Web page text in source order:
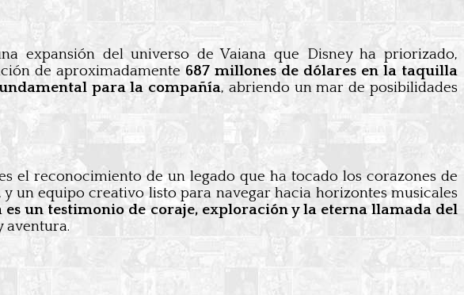
expansión del universo de Vaiana que Disney ha priorizado,
de aproximadamente 687 millones de dólares en la taquilla
para la compañía, abriendo un mar de posibilidades
el reconocimiento de un legado que ha tocado los corazones de
un equipo creativo listo para navegar hacia horizontes musicales
es un testimonio de coraje, exploración y la eterna llamada del
aventura.